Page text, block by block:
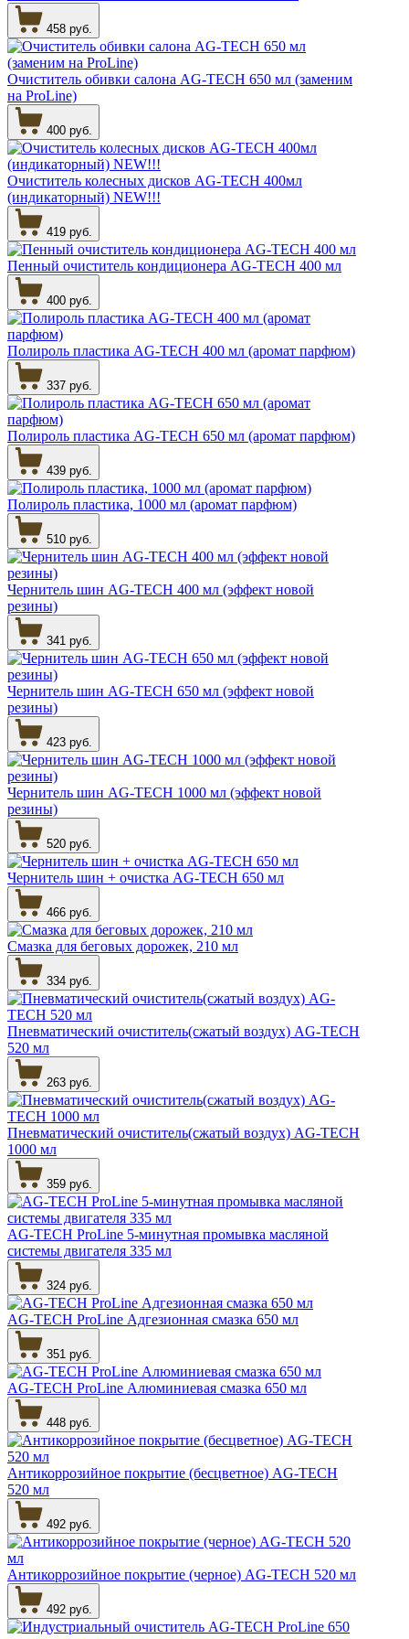
458 руб.
Очиститель обивки салона AG-TECH 650 мл (заменим
на ProLine)
400 руб.
Очиститель колесных дисков AG-TECH 400мл
(индикаторный) NEW!!!
419 руб.
Пенный очиститель кондиционера AG-TECH 400 мл
400 руб.
Полироль пластика AG-TECH 400 мл (аромат парфюм)
337 руб.
Полироль пластика AG-TECH 650 мл (аромат парфюм)
439 руб.
Полироль пластика, 1000 мл (аромат парфюм)
510 руб.
Чернитель шин AG-TECH 400 мл (эффект новой
резины)
341 руб.
Чернитель шин AG-TECH 650 мл (эффект новой
резины)
423 руб.
Чернитель шин AG-TECH 1000 мл (эффект новой
резины)
520 руб.
Чернитель шин + очистка AG-TECH 650 мл
466 руб.
Смазка для беговых дорожек, 210 мл
334 руб.
Пневматический очиститель(сжатый воздух) AG-TECH
520 мл
263 руб.
Пневматический очиститель(сжатый воздух) AG-TECH
1000 мл
359 руб.
AG-TECH ProLine 5-минутная промывка масляной
системы двигателя 335 мл
324 руб.
AG-TECH ProLine Адгезионная смазка 650 мл
351 руб.
AG-TECH ProLine Алюминиевая смазка 650 мл
448 руб.
Антикоррозийное покрытие (бесцветное) AG-TECH
520 мл
492 руб.
Антикоррозийное покрытие (черное) AG-TECH 520 мл
492 руб.